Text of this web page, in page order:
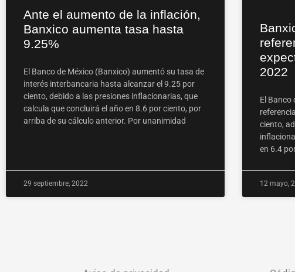
Ante el aumento de la inflación,
Banxico aumenta tasa hasta
9.25%
El Banco de México (Banxico) aumentó su tasa de
interés interbancaria hasta alcanzar el 9.25 por
ciento, debido a las presiones inflacionarias, que
calcula que concluirá el año en 8.6 por ciento, por
arriba de su cálculo anterior. Por unanimidad
29 septiembre, 2022
2022
El Banco
ciento,
en 6.4
12 mayo,